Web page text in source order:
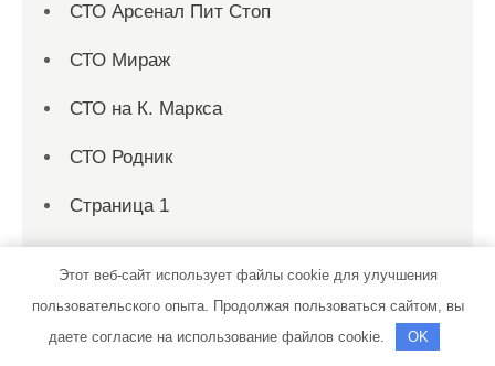
СТО Арсенал Пит Стоп
СТО Мираж
СТО на К. Маркса
СТО Родник
Страница 1
Страница 10
Страница 100
Этот веб-сайт использует файлы cookie для улучшения
пользовательского опыта. Продолжая пользоваться сайтом, вы
даете согласие на использование файлов cookie.
OK